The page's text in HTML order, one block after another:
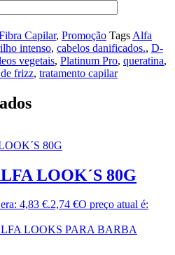
Capilar, Promoção Tags Alfa
intenso, cabelos danificados., D-
vegetais, Platinum Pro, queratina,
frizz, tratamento capilar
LOOK´S 80G
4,83 €.2,74 €O preço atual é: